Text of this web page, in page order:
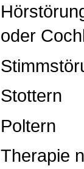
oder
Stottern
Poltern
Therapie